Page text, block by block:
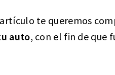
te queremos
auto, con el fin de que